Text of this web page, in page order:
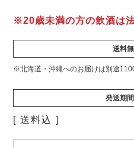
※20歳未満の方の飲酒は
送料
※北海道・沖縄へのお届けは別途
発送期間
送料込